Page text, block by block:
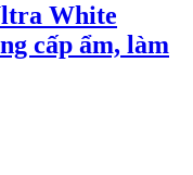
White
cấp ẩm, làm